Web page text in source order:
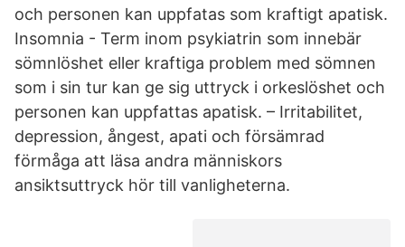
och personen kan uppfatas som kraftigt apatisk.
Insomnia - Term inom psykiatrin som innebär
sömnlöshet eller kraftiga problem med sömnen
som i sin tur kan ge sig uttryck i orkeslöshet och
personen kan uppfattas apatisk. – Irritabilitet,
depression, ångest, apati och försämrad
förmåga att läsa andra människors
ansiktsuttryck hör till vanligheterna.